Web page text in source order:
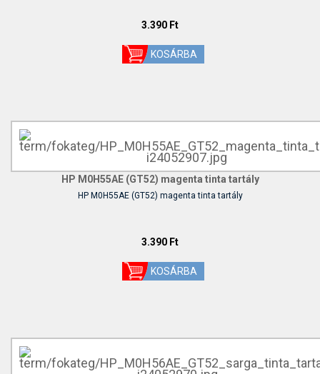
3.390 Ft
HP M0H55AE (GT52) magenta tinta tartály
HP M0H55AE (GT52) magenta tinta tartály
3.390 Ft